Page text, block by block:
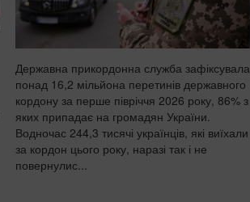
Державна прикордонна служба зафіксувала
понад 16,2 мільйона перетинів державного
кордону за перше півріччя 2026 року, 86% з
яких припадає на громадян України.
Водночас 244,3 тисячі українців, які виїхали
за кордон цього року, наразі так і не
повернулис...